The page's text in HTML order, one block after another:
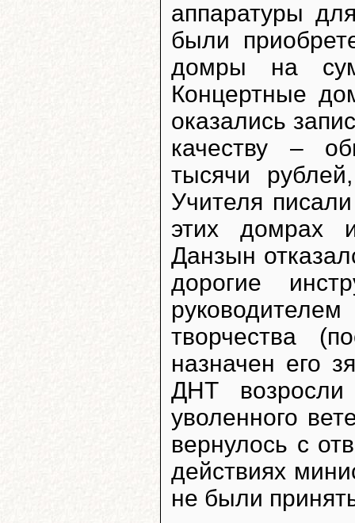
аппаратуры
были
домры на
Концертные
оказались
качеству –
тысячи
Учителя
этих домрах
Данзын
дорогие
творчества
назначен его
ДНТ
уволенного
вернулось с
действиях
не были